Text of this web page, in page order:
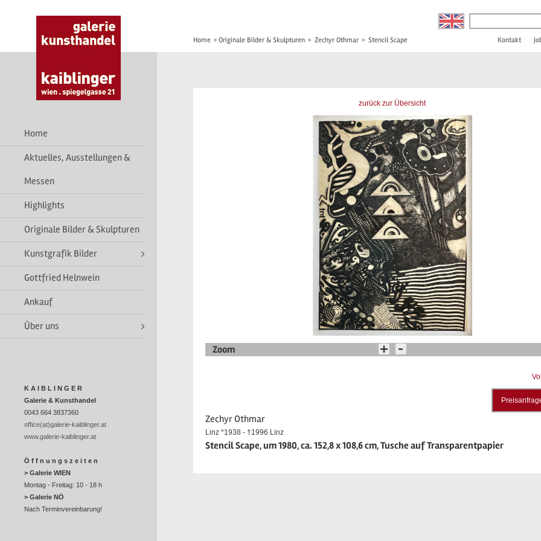
Home
Aktuelles, Ausstellungen &
Messen
Highlights
Originale Bilder & Skulpturen
Kunstgrafik Bilder
Gottfried Helnwein
Ankauf
Über uns
K A I B L I N G E R
Galerie & Kunsthandel
0043 664 3837360
office(at)galerie-kaiblinger.at
www.galerie-kaiblinger.at
Ö f f n u n g s z e i t e n
> Galerie WIEN
Montag - Freitag: 10 - 18 h
> Galerie NÖ
Nach Terminvereinbarung!
Home > Originale Bilder & Skulpturen > Zechyr Othmar > Stencil Scape Kontakt
zurück zur Übersicht
Zoom
Zechyr Othmar
Linz *1938 - †1996 Linz
Stencil Scape, um 1980, ca. 152,8 x 108,6 cm, Tusche auf Transparentpapier